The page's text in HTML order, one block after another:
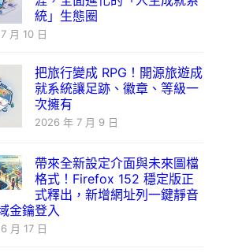
統」生態圈
月 10 日
把旅行變成 RPG！開源旅遊成
就系統讓足跡、徽章、等級一
次擁有
2026 年 7 月 9 日
帶來全新設定介面與未來圖檔
格式！Firefox 152 穩定版正
式釋出，新增網址列一鍵靜音
金鑰登入
月 17 日